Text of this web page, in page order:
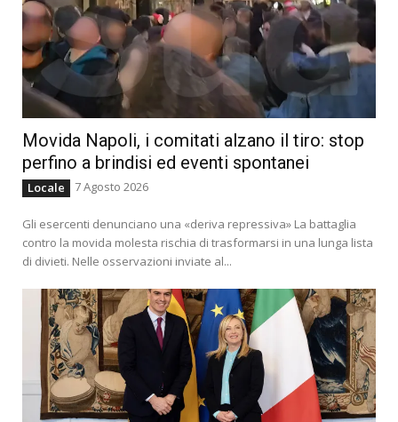
Movida Napoli, i comitati alzano il tiro: stop
perfino a brindisi ed eventi spontanei
Locale 7 Agosto 2026
Gli esercenti denunciano una «deriva repressiva» La battaglia
contro la movida molesta rischia di trasformarsi in una lunga lista
di divieti. Nelle osservazioni inviate al...